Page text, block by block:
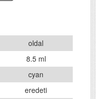
oldal
8.5 ml
cyan
eredeti